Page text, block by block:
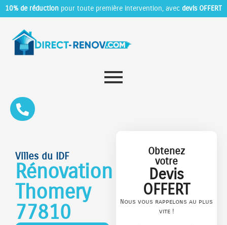
10% de réduction pour toute première intervention, avec devis OFFERT
Villes du IDF
Rénovation
Thomery
77810
Obtenez
votre
Devis
OFFERT
Nous vous rappelons au plus
vite !